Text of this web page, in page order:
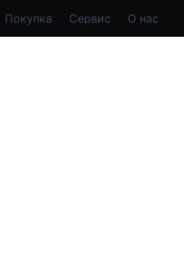
Покупка Сервис О нас